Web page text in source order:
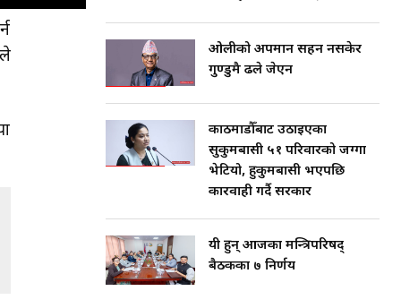
ओलीको अपमान सहन नसकेर
गुण्डुमै ढले जेएन
काठमाडौँबाट उठाइएका
सुकुमबासी ५१ परिवारको जग्गा
भेटियो, हुकुमबासी भएपछि
कारवाही गर्दै सरकार
यी हुन् आजका मन्त्रिपरिषद्
बैठकका ७ निर्णय